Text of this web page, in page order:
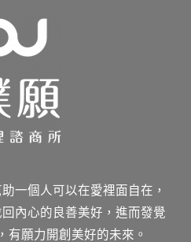
一個人可以在愛裡面自在，
內心的良善美好，進而發覺
有願力開創美好的未來。